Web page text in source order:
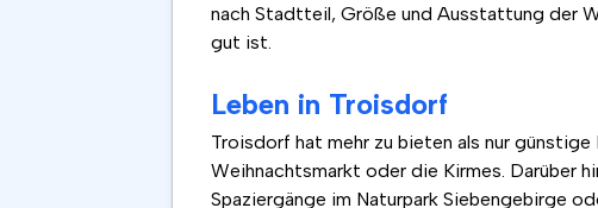
nach Stadtteil, Größe und Ausstattung der
gut ist.
Leben in Troisdorf
Troisdorf hat mehr zu bieten als nur
Weihnachtsmarkt oder die Kirmes. Darüber
Spaziergänge im Naturpark Siebengebirge